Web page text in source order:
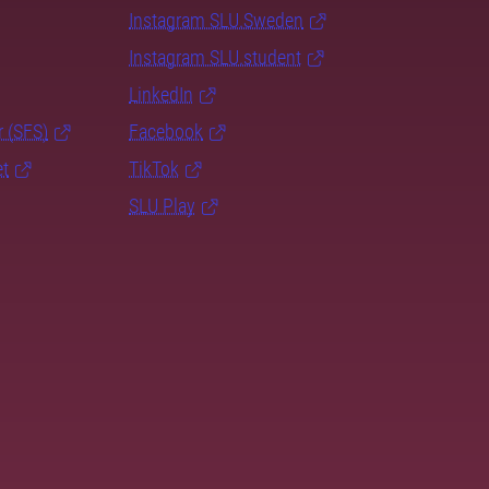
Instagram SLU.Sweden
Instagram SLU.student
LinkedIn
Facebook
TikTok
SLU Play